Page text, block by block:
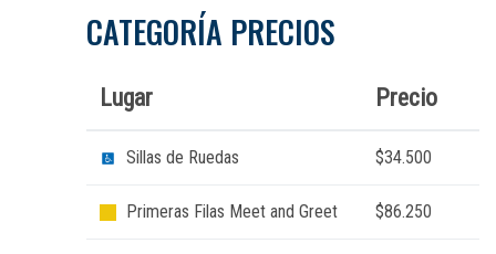
CATEGORÍA PRECIOS
Lugar Precio
Sillas de Ruedas $34.500
Primeras Filas Meet and Greet $86.250